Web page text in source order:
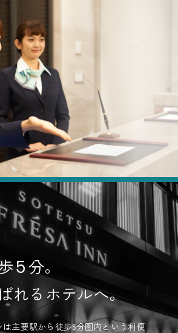
5分。
れるホテルへ。
主要駅から徒歩5分圏内という利便